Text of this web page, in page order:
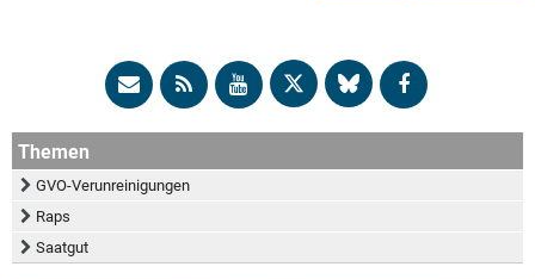
Themen
GVO-Verunreinigungen
Raps
Saatgut